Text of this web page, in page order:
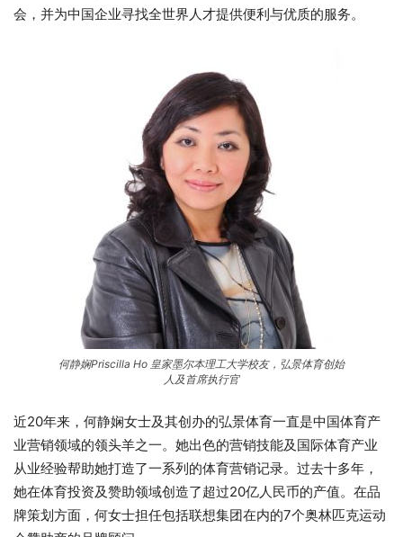
会，并为中国企业寻找全世界人才提供便利与优质的服务。
何静娴Priscilla Ho 皇家墨尔本理工大学校友，弘景体育创始
人及首席执行官
近20年来，何静娴女士及其创办的弘景体育一直是中国体育产
业营销领域的领头羊之一。她出色的营销技能及国际体育产业
从业经验帮助她打造了一系列的体育营销记录。过去十多年，
她在体育投资及赞助领域创造了超过20亿人民币的产值。在品
牌策划方面，何女士担任包括联想集团在内的7个奥林匹克运动